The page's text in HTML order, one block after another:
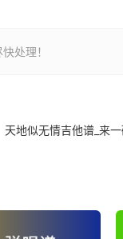
处理！
天地似无情吉他谱_来